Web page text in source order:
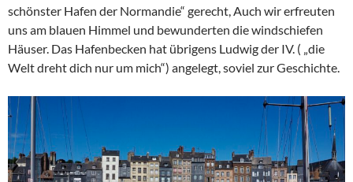
schönster Hafen der Normandie“ gerecht, Auch wir erfreuten
uns am blauen Himmel und bewunderten die windschiefen
Häuser. Das Hafenbecken hat übrigens Ludwig der IV. ( „die
Welt dreht dich nur um mich“) angelegt, soviel zur Geschichte.